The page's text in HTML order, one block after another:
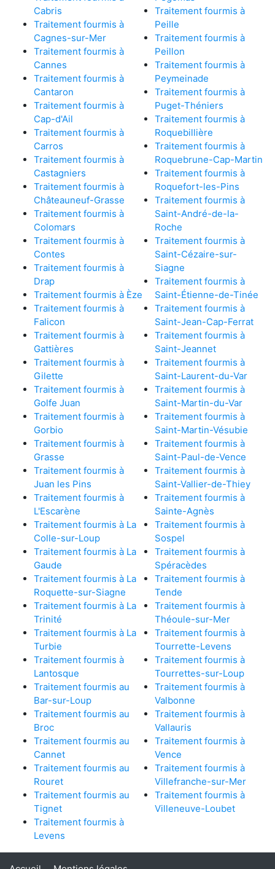
Cabris
Traitement fourmis à
Cagnes-sur-Mer
Traitement fourmis à
Cannes
Traitement fourmis à
Cantaron
Traitement fourmis à
Cap-d'Ail
Traitement fourmis à
Carros
Traitement fourmis à
Castagniers
Traitement fourmis à
Châteauneuf-Grasse
Traitement fourmis à
Colomars
Traitement fourmis à
Contes
Traitement fourmis à
Drap
Traitement fourmis à Èze
Traitement fourmis à
Falicon
Traitement fourmis à
Gattières
Traitement fourmis à
Gilette
Traitement fourmis à
Golfe Juan
Traitement fourmis à
Gorbio
Traitement fourmis à
Grasse
Traitement fourmis à
Juan les Pins
Traitement fourmis à
L'Escarène
Traitement fourmis à La
Colle-sur-Loup
Traitement fourmis à La
Gaude
Traitement fourmis à La
Roquette-sur-Siagne
Traitement fourmis à La
Trinité
Traitement fourmis à La
Turbie
Traitement fourmis à
Lantosque
Traitement fourmis au
Bar-sur-Loup
Traitement fourmis au
Broc
Traitement fourmis au
Cannet
Traitement fourmis au
Rouret
Traitement fourmis au
Tignet
Traitement fourmis à
Levens
Traitement fourmis à
Peille
Traitement fourmis à
Peillon
Traitement fourmis à
Peymeinade
Traitement fourmis à
Puget-Théniers
Traitement fourmis à
Roquebillière
Traitement fourmis à
Roquebrune-Cap-Martin
Traitement fourmis à
Roquefort-les-Pins
Traitement fourmis à
Saint-André-de-la-
Roche
Traitement fourmis à
Saint-Cézaire-sur-
Siagne
Traitement fourmis à
Saint-Étienne-de-Tinée
Traitement fourmis à
Saint-Jean-Cap-Ferrat
Traitement fourmis à
Saint-Jeannet
Traitement fourmis à
Saint-Laurent-du-Var
Traitement fourmis à
Saint-Martin-du-Var
Traitement fourmis à
Saint-Martin-Vésubie
Traitement fourmis à
Saint-Paul-de-Vence
Traitement fourmis à
Saint-Vallier-de-Thiey
Traitement fourmis à
Sainte-Agnès
Traitement fourmis à
Sospel
Traitement fourmis à
Spéracèdes
Traitement fourmis à
Tende
Traitement fourmis à
Théoule-sur-Mer
Traitement fourmis à
Tourrette-Levens
Traitement fourmis à
Tourrettes-sur-Loup
Traitement fourmis à
Valbonne
Traitement fourmis à
Vallauris
Traitement fourmis à
Vence
Traitement fourmis à
Villefranche-sur-Mer
Traitement fourmis à
Villeneuve-Loubet